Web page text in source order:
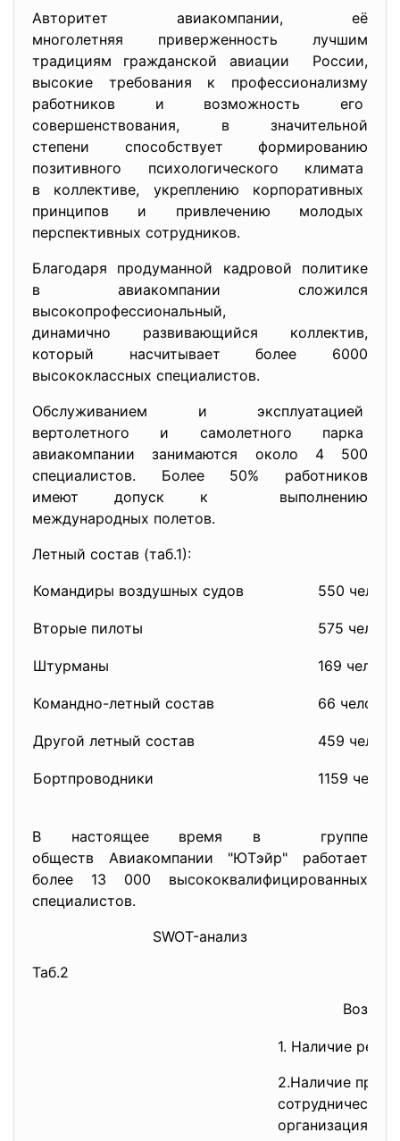
Авторитет авиакомпании, её
многолетняя приверженность лучшим
традициям гражданской авиации России,
высокие требования к профессионализму
работников и возможность его
совершенствования, в значительной
степени способствует формированию
позитивного психологического климата
в коллективе, укреплению корпоративных
принципов и привлечению молодых
перспективных сотрудников.
Благодаря продуманной кадровой политике
в авиакомпании сложился
высокопрофессиональный,
динамично развивающийся коллектив,
который насчитывает более 6000
высококлассных специалистов.
Обслуживанием и эксплуатацией
вертолетного и самолетного парка
авиакомпании занимаются около 4 500
специалистов. Более 50% работников
имеют допуск к выполнению
международных полетов.
Летный состав (таб.1):
Командиры воздушных судов 550
Вторые пилоты 575
Штурманы 169
Командно-летный состав 66 человек
Другой летный состав 459
Бортпроводники 1159
В настоящее время в группе
обществ Авиакомпании "ЮТэйр" работает
более 13 000 высококвалифицированных
специалистов.
SWOT-анализ
Таб.2
1. Наличие
2.Наличие
организациями